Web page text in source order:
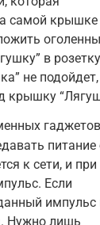
самой крышке
в
не
крышку
гаджетов
питание
к сети, и при
Если
импульс
Нужно лишь